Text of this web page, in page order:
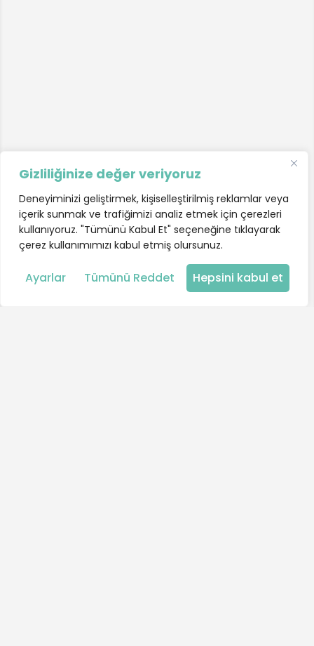
Gizliliğinize değer veriyoruz
Deneyiminizi geliştirmek, kişiselleştirilmiş reklamlar veya
içerik sunmak ve trafiğimizi analiz etmek için çerezleri
kullanıyoruz. "Tümünü Kabul Et" seçeneğine tıklayarak
çerez kullanımımızı kabul etmiş olursunuz.
Ayarlar Tümünü Reddet Hepsini kabul et
Harita